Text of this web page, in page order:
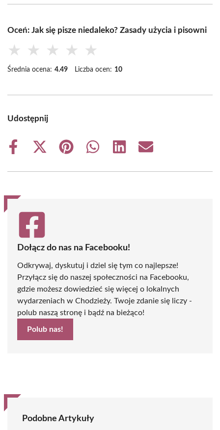
Oceń: Jak się pisze niedaleko? Zasady użycia i pisowni
★ ★ ★ ★ ★
Średnia ocena: 4.49 Liczba ocen: 10
Udostępnij
Share
Share
(Twitter)
Share
Share
Share
Share
Dołącz do nas na Facebooku!
Odkrywaj, dyskutuj i dziel się tym co najlepsze!
Przyłącz się do naszej społeczności na Facebooku,
gdzie możesz dowiedzieć się więcej o lokalnych
wydarzeniach w Chodzieży. Twoje zdanie się liczy -
polub naszą stronę i bądź na bieżąco!
Polub nas!
Podobne Artykuły